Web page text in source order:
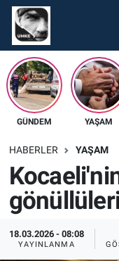
GÜNDEM YAŞAM
HABERLER YAŞAM
18.03.2026 - 08:08
YAYINLANMA
Gündem
Ekonomi
Spor
Tüm Haberler
İletişim
Nöbetçi
Hava Durumu
Namaz Vakitleri
Süper Lig
Tüm Manşetler